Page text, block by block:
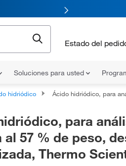
Estado del
Soluciones para usted
hidriódico Ácido hidriódico, para análisis, solución acuosa al 57 % de peso, destilada,
para
al 57 % de peso,
Thermo